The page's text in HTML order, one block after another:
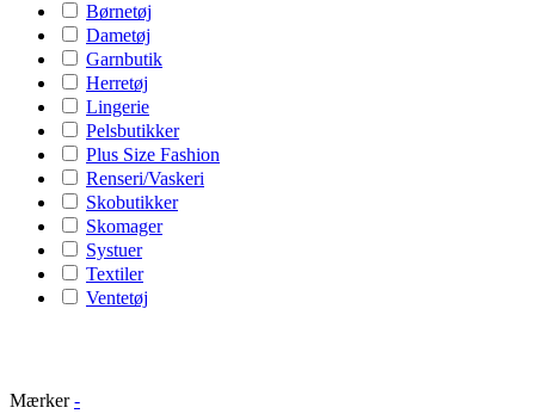
Børnetøj
Dametøj
Garnbutik
Herretøj
Lingerie
Pelsbutikker
Plus Size Fashion
Renseri/Vaskeri
Skobutikker
Skomager
Systuer
Textiler
Ventetøj
Mærker -